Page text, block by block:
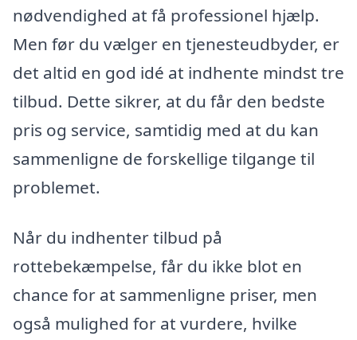
nødvendighed at få professionel hjælp.
Men før du vælger en tjenesteudbyder, er
det altid en god idé at indhente mindst tre
tilbud. Dette sikrer, at du får den bedste
pris og service, samtidig med at du kan
sammenligne de forskellige tilgange til
problemet.
Når du indhenter tilbud på
rottebekæmpelse, får du ikke blot en
chance for at sammenligne priser, men
også mulighed for at vurdere, hvilke